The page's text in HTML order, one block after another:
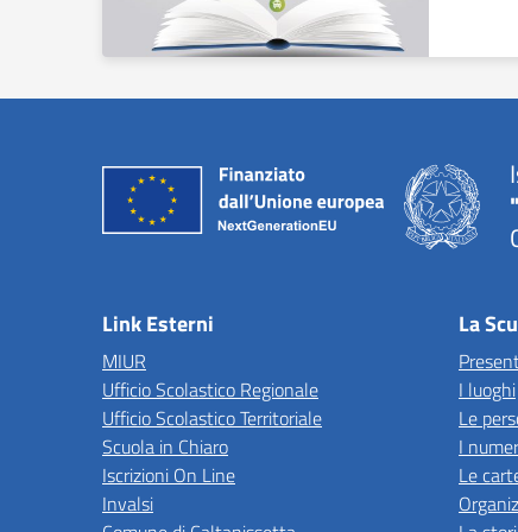
Link Esterni
MIUR
Ufficio Scolastico Regionale
Ufficio Scolastico Territoriale
Scuola in Chiaro
Iscrizioni On Line
Invalsi
La
I luoghi
Le
I
Le